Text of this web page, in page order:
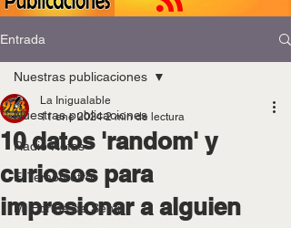
Entrada
Nuestras publicaciones
Radio Notas
El Temómetro
Mi Forma de Sentir
Nuestras publicaciones
10 datos 'random' y
curiosos para
impresionar a alguien
La Inigualable
11 ene 2024 2 min de lectura